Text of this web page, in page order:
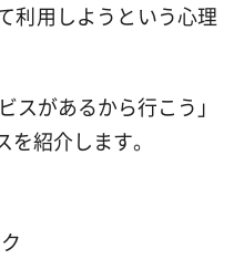
利用しようという心理
スがあるから行こう」
紹介します。